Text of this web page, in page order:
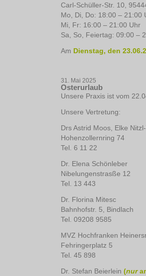
Carl-Schüller-Str. 10,
Mo, Di, Do: 18:00 – 21:00
Mi, Fr: 16:00 – 21:00 Uhr
Sa, So, Feiertag: 09:00 –
Am Dienstag, den
31. Mai 2025
Osterurlaub
Unsere Praxis ist vom
Unsere Vertretung:
Drs Astrid Moos, Elke
Hohenzollernring 74
Tel. 6 11 22
Dr. Elena Schönleber
Nibelungenstrasße 12
Tel. 13 443
Dr. Florina Mitesc
Bahnhofstr. 5, Bindlach
Tel. 09208 9585
MVZ Hochfranken
Fehringerplatz 5
Tel. 45 898
Dr. Stefan Beierlein (nur